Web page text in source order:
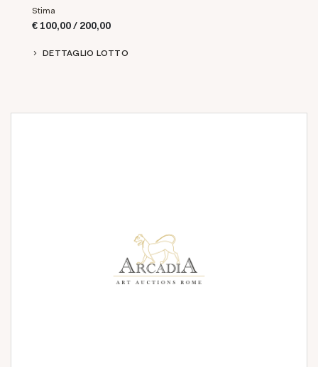
Stima
€ 100,00 / 200,00
DETTAGLIO LOTTO